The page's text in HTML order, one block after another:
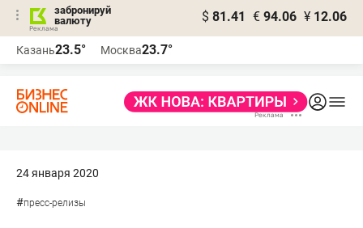
забронируй
валюту
$ 81.41 € 94.06 ¥ 12.06
Казань23.5° Москва23.7°
24 января 2020
#пресс-релизы